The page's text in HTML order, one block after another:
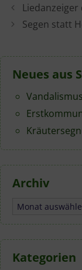
Liedanzeiger
Segen statt
Neues aus
Archiv
Archiv
Kategorien